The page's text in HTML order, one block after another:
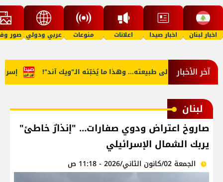
اخبار لبنان اخبار صيدا اعلانات منوعات عربي ودولي صور
آخر الأخبار
آب يعود الى طبيعته... وهذا ما يُخبّئه الـ"ويك آند"!
لبنان
صاروخ اعتراض ودوي صفارات… "إنذارٌ خاطئ"
يربك الشمال الإسرائيلي
الجمعة 02/كانون الثاني/2026 - 11:18 ص